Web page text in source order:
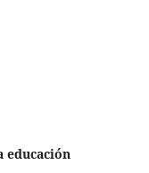
educación